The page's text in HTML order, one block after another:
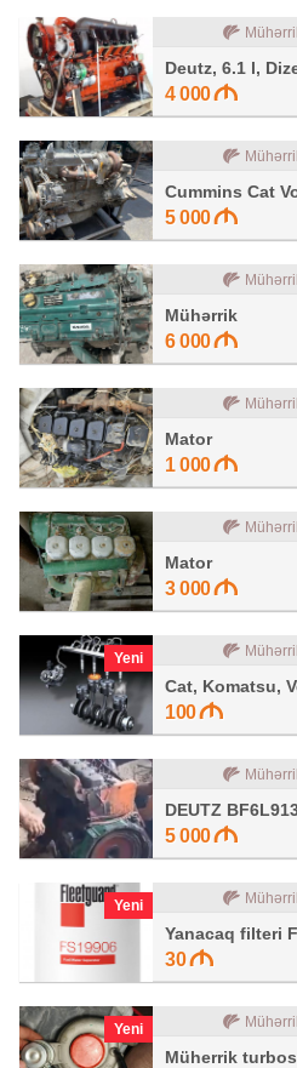
Deutz, 6.1 l,
4 000
Cummins Cat
5 000
Mühərrik
6 000
Mator
1 000
Mator
3 000
Yeni
100
DEUTZ
5 000
Yeni
Yanacaq filteri
30
Yeni
Müherrik